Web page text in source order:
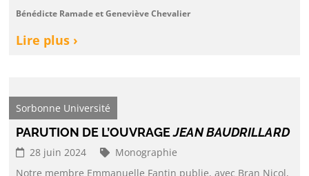
Bénédicte Ramade et Geneviève Chevalier
Lire plus ›
Sorbonne Université
PARUTION DE L’OUVRAGEJEAN BAUDRILLARD
28 juin 2024
Monographie
Notre membre Emmanuelle Fantin publie, avec Bran Nicol,